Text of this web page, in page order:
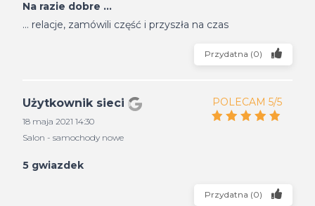
Na razie dobre ...
... relacje, zamówili część i przyszła na czas
Przydatna (0)
Użytkownik sieci
18 maja 2021 14:30
Salon - samochody nowe
POLECAM 5/5
5 gwiazdek
Przydatna (0)